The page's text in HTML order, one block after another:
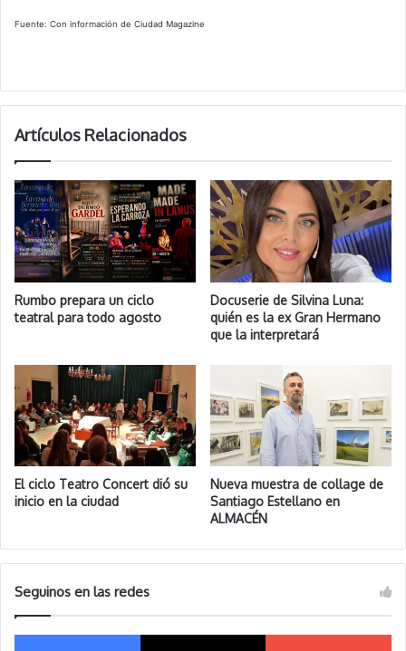
Fuente: Con información de Ciudad Magazine
Artículos Relacionados
Rumbo prepara un ciclo
teatral para todo agosto
Docuserie de Silvina Luna:
quién es la ex Gran Hermano
que la interpretará
El ciclo Teatro Concert dió su
inicio en la ciudad
Nueva muestra de collage de
Santiago Estellano en
ALMACÉN
Seguinos en las redes